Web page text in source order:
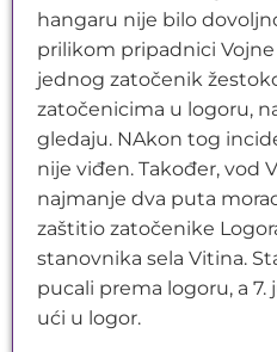
hangaru nije bilo
prilikom pripadnici Vojne
jednog zatočenik
zatočenicima u logoru,
gledaju. NAkon tog
nije viđen. Također, vod
najmanje dva puta
zaštitio zatočenike
stanovnika sela Vitina.
pucali prema logoru, a 7.
ući u logor.